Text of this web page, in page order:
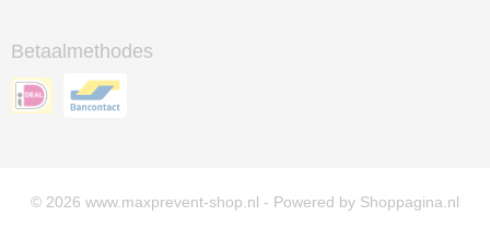
Betaalmethodes
© 2026 www.maxprevent-shop.nl - Powered by Shoppagina.nl